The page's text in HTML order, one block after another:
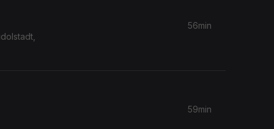
56min
59min